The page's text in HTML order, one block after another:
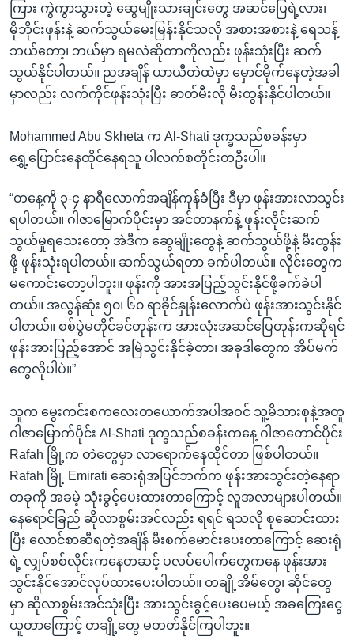
ကြား ကွဲကွာသွားတဲ့ ဆွေမျိုးသားချင်းတွေ အဆင်ပြေရဲ့လား၊
မိုဘိုင်းဖုန်းနဲ့ ဆက်သွယ်မေးမြန်းနိုင်သလို အစားအစားနဲ့ ရေသန့်
ဘယ်တော့၊ ဘယ်မှာ ရမလဲဆိုတာကိုလည်း ဖုန်းသုံးပြီး ဆက်
သွယ်နိုင်ပါတယ်။ ညအချိန် ယာယီတဲထဲမှာ မှောင်မိုက်နေတဲ့အခါ
မှာလည်း လက်ကိုင်ဖုန်းသုံးပြီး ဓာတ်မီးလို မီးထွန်းနိုင်ပါတယ်။
Mohammed Abu Skheta က Al-Shati ဒုက္ခသည်စခန်းမှာ
ရွှေ့ပြောင်းနေထိုင်နေရသူ ပါလက်စတိုင်းတဦးပါ။
“တနေ့ကို ၃-၄ နာရီလောက်အချိန်ကုန်ခံပြီး ဒီမှာ ဖုန်းအားလာသွင်း
ရပါတယ်။ ဂါဇာမြောက်ပိုင်းမှာ အင်တာနက်နဲ့ ဖုန်းလိုင်းဆက်
သွယ်မှုရသေးတော့ အဲဒီက ဆွေမျိုးတွေနဲ့ ဆက်သွယ်ဖို့နဲ့ မီးထွန်း
ဖို့ ဖုန်းသုံးရပါတယ်။ ဆက်သွယ်ရတာ ခက်ပါတယ်။ လိုင်းတွေက
မကောင်းတော့ပါဘူး။ ဖုန်းကို အားအပြည့်သွင်းနိုင်ဖို့ခက်ခဲပါ
တယ်။ အလွန်ဆုံး ၅၀၊ ၆၀ ရာခိုင်နှုန်းလောက်ပဲ ဖုန်းအားသွင်းနိုင်
ပါတယ်။ စစ်ပွဲမတိုင်ခင်တုန်းက အားလုံးအဆင်ပြေတုန်းကဆိုရင်
ဖုန်းအားပြည့်အောင် အမြဲသွင်းနိုင်ခဲ့တာ၊ အခုဒါတွေက အိပ်မက်
တွေလိုပါပဲ။”
သူက မွေးကင်းစကလေးတယောက်အပါအဝင် သူ့မိသားစုနဲ့အတူ
ဂါဇာမြောက်ပိုင်း Al-Shati ဒုက္ခသည်စခန်းကနေ့ ဂါဇာတောင်ပိုင်း
Rafah မြို့က တဲတွေမှာ လာရောက်နေထိုင်တာ ဖြစ်ပါတယ်။
Rafah မြို့ Emirati ဆေးရုံအပြင်ဘက်က ဖုန်းအားသွင်းတဲ့နေရာ
တခုကို အခမဲ့ သုံးခွင့်ပေးထားတာကြောင့် လူအလာများပါတယ်။
နေရောင်ခြည် ဆိုလာစွမ်းအင်လည်း ရရင် ရသလို စုဆောင်းထား
ပြီး လောင်စာဆီရတဲ့အချိန် မီးစက်မောင်းပေးတာကြောင့် ဆေးရုံ
ရဲ့ လျှပ်စစ်လိုင်းကနေတဆင့် ပလပ်ပေါက်တွေကနေ ဖုန်းအား
သွင်းနိုင်အောင်လုပ်ထားပေးပါတယ်။ တချို့အိမ်တွေ၊ ဆိုင်တွေ
မှာ ဆိုလာစွမ်းအင်သုံးပြီး အားသွင်းခွင့်ပေးပေမယ့် အခကြေးငွေ
ယူတာကြောင့် တချို့တွေ မတတ်နိုင်ကြပါဘူး။